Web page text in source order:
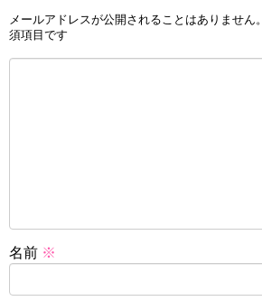
メールアドレスが公開されることはありません。
須項目です
名前 ※